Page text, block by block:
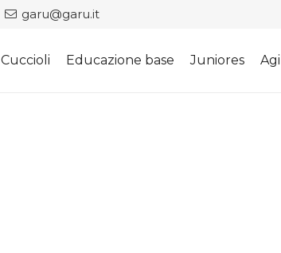
garu@garu.it
Cuccioli Educazione base Juniores